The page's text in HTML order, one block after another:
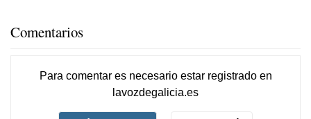
Comentarios
Para comentar es necesario estar registradoen
lavozdegalicia.es